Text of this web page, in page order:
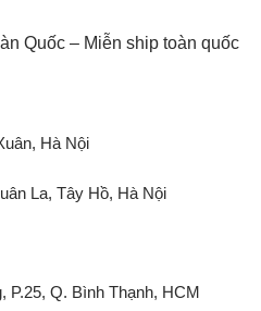
Quốc – Miễn ship toàn quốc
Hà Nội
La, Tây Hồ, Hà Nội
P.25, Q. Bình Thạnh, HCM